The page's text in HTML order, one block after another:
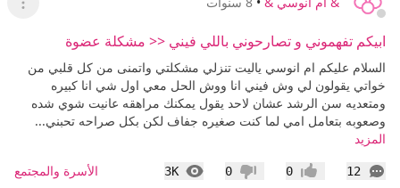
عرض
ابيكم تفهموني و تصارحوني باللي فيني << مشكلة عضوة
السلام عليكم ام انوسي ياليت تنزلي مشكلتي واتمنى من كل قلبي من
خواتي يقولون لي وش فيني انا ووش الحل معي اول شي انا كبيره
ومتعديه سن الرشد عشان لاحد يقول يمكنك مراهقه عانيت شوي شده
وصعوبه بتعامل امي لما كنت صغيره جفاف لكن بكل صراحه تحبني...
المزيد
12
التعليقات إعجاب0 عدم إعجاب
0
3K
المشاهدات الأسرة والمجتمع